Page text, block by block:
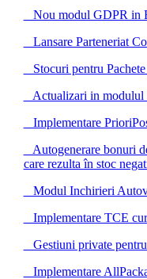
Nou modul GDPR in
Lansare Parteneriat
Stocuri pentru
Actualizari in modulul
Implementare
Autogenerare bonuri
care rezulta în stoc
Modul Inchirieri
Implementare TCE
Gestiuni private
Implementare